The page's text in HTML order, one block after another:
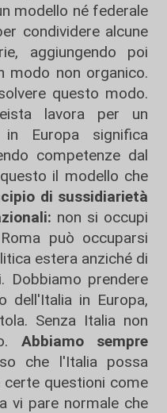
modello né federale
condividere alcune
aggiungendo poi
modo non organico.
questo modo.
lavora per un
Europa significa
competenze dal
il modello che
di sussidiarietà
non si occupi
può occuparsi
estera anziché di
Dobbiamo prendere
dell'Italia in Europa,
Senza Italia non
Abbiamo sempre
che l'Italia possa
certe questioni come
vi pare normale che